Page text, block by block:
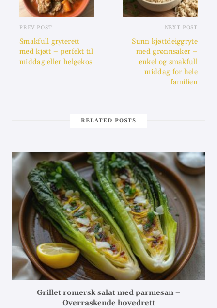
PREV POST
Smakfull gryterett
med kjøtt – perfekt til
middag eller helgekos
NEXT POST
Sunn kjøttdeiggryte
med grønnsaker –
enkel og smakfull
middag for hele
familien
RELATED POSTS
Grillet romersk salat med parmesan –
Overraskende hovedrett